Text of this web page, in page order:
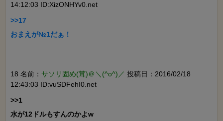
14:12:03 ID:XizONHYv0.net
>>17
おまえが№1だぁ！
18 名前： サソリ固め(茸)＠＼(^o^)／ 投稿日：2016/02/18
12:43:03 ID:vuSDFehI0.net
>>1
水が12ドルもすんのかよw